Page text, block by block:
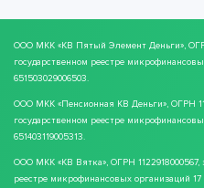
ООО МКК «КВ Пятый Элемент Деньги»,
государственном реестре
651503029006503.
ООО МКК «Пенсионная КВ Деньги», ОГРН
государственном реестре
651403119005313.
ООО МКК «КВ Вятка», ОГРН
реестре микрофинансовых организаций 17